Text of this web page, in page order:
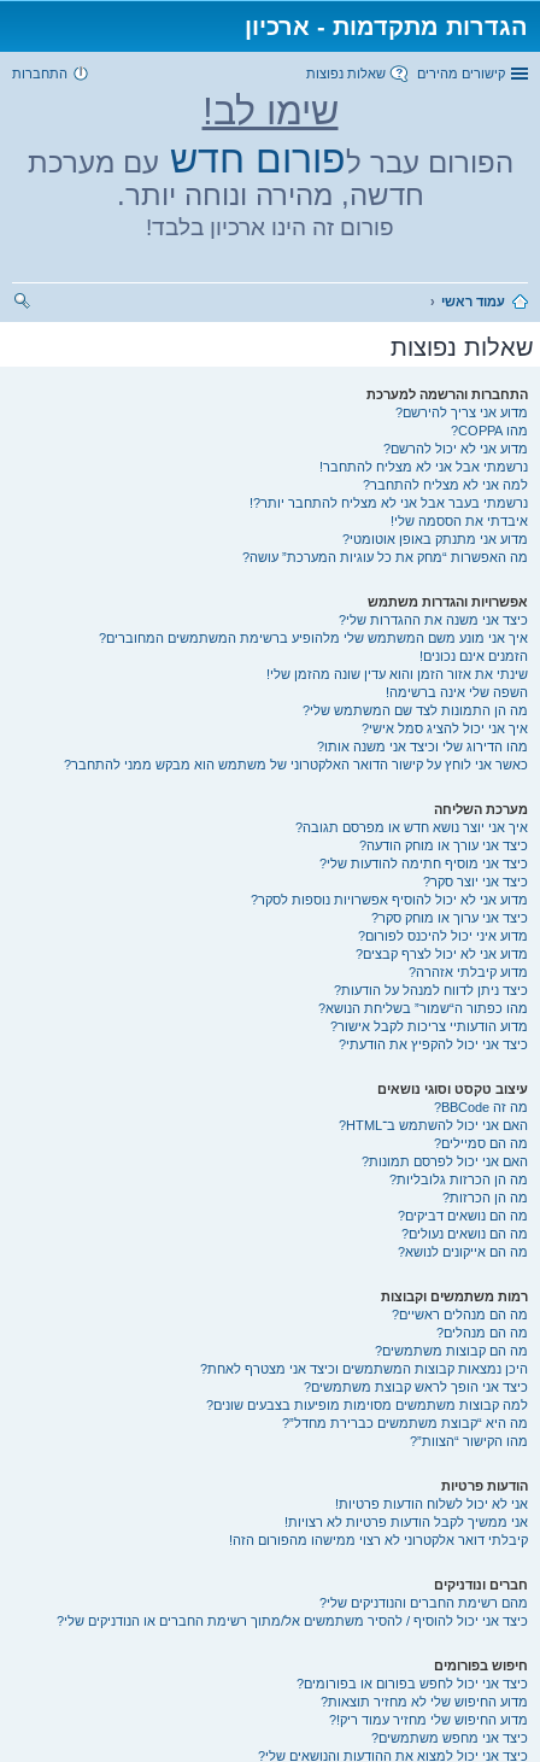
הגדרות מתקדמות - ארכיון
קישורים מהירים שאלות נפוצות התחברות
שימו לב!
הפורום עבר לפורום חדש עם מערכת
חדשה, מהירה ונוחה יותר.
פורום זה הינו ארכיון בלבד!
עמוד ראשי
שאלות נפוצות
התחברות והרשמה למערכת
מדוע אני צריך להירשם?
מהו COPPA?
מדוע אני לא יכול להרשם?
נרשמתי אבל אני לא מצליח להתחבר!
למה אני לא מצליח להתחבר?
נרשמתי בעבר אבל אני לא מצליח להתחבר יותר?!
איבדתי את הססמה שלי!
מדוע אני מתנתק באופן אוטומטי?
מה האפשרות “מחק את כל עוגיות המערכת” עושה?
אפשרויות והגדרות משתמש
כיצד אני משנה את ההגדרות שלי?
איך אני מונע משם המשתמש שלי מלהופיע ברשימת המשתמשים המחוברים?
הזמנים אינם נכונים!
שינתי את אזור הזמן והוא עדין שונה מהזמן שלי!
השפה שלי אינה ברשימה!
מה הן התמונות לצד שם המשתמש שלי?
איך אני יכול להציג סמל אישי?
מהו הדירוג שלי וכיצד אני משנה אותו?
כאשר אני לוחץ על קישור הדואר האלקטרוני של משתמש הוא מבקש ממני להתחבר?
מערכת השליחה
איך אני יוצר נושא חדש או מפרסם תגובה?
כיצד אני עורך או מוחק הודעה?
כיצד אני מוסיף חתימה להודעות שלי?
כיצד אני יוצר סקר?
מדוע אני לא יכול להוסיף אפשרויות נוספות לסקר?
כיצד אני ערוך או מוחק סקר?
מדוע איני יכול להיכנס לפורום?
מדוע אני לא יכול לצרף קבצים?
מדוע קיבלתי אזהרה?
כיצד ניתן לדווח למנהל על הודעות?
מהו כפתור ה“שמור” בשליחת הנושא?
מדוע הודעותיי צריכות לקבל אישור?
כיצד אני יכול להקפיץ את הודעתי?
עיצוב טקסט וסוגי נושאים
מה זה BBCode?
האם אני יכול להשתמש ב־HTML?
מה הם סמיילים?
האם אני יכול לפרסם תמונות?
מה הן הכרזות גלובליות?
מה הן הכרזות?
מה הם נושאים דביקים?
מה הם נושאים נעולים?
מה הם אייקונים לנושא?
רמות משתמשים וקבוצות
מה הם מנהלים ראשיים?
מה הם מנהלים?
מה הם קבוצות משתמשים?
היכן נמצאות קבוצות המשתמשים וכיצד אני מצטרף לאחת?
כיצד אני הופך לראש קבוצת משתמשים?
למה קבוצות משתמשים מסוימות מופיעות בצבעים שונים?
מה היא “קבוצת משתמשים כברירת מחדל”?
מהו הקישור “הצוות”?
הודעות פרטיות
אני לא יכול לשלוח הודעות פרטיות!
אני ממשיך לקבל הודעות פרטיות לא רצויות!
קיבלתי דואר אלקטרוני לא רצוי ממישהו מהפורום הזה!
חברים ונודניקים
מהם רשימת החברים והנודניקים שלי?
כיצד אני יכול להוסיף / להסיר משתמשים אל/מתוך רשימת החברים או הנודניקים שלי?
חיפוש בפורומים
כיצד אני יכול לחפש בפורום או בפורומים?
מדוע החיפוש שלי לא מחזיר תוצאות?
מדוע החיפוש שלי מחזיר עמוד ריק!?
כיצד אני מחפש משתמשים?
כיצד אני יכול למצוא את ההודעות והנושאים שלי?